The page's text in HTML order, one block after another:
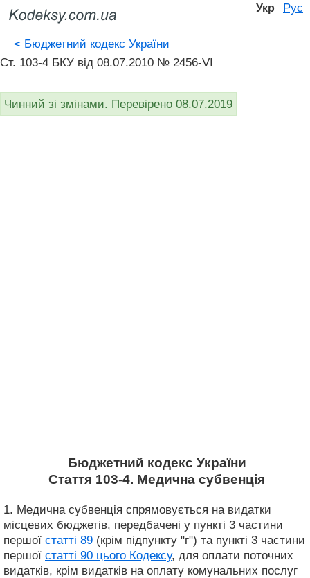
Укр Рус
< Бюджетний кодекс України
Ст. 103-4 БКУ від 08.07.2010 № 2456-VI
Чинний зі змінами. Перевірено 08.07.2019
Бюджетний кодекс України
Стаття 103-4. Медична субвенція
1. Медична субвенція спрямовується на видатки
місцевих бюджетів, передбачені у пункті 3 частини
першої статті 89 (крім підпункту "г") та пункті 3 частини
першої статті 90 цього Кодексу, для оплати поточних
видатків, крім видатків на оплату комунальних послуг